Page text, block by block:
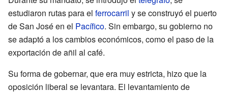
estudiaron rutas para el ferrocarril y se construyó el puerto
de San José en el Pacífico. Sin embargo, su gobierno no
se adaptó a los cambios económicos, como el paso de la
exportación de añil al café.
Su forma de gobernar, que era muy estricta, hizo que la
oposición liberal se levantara. El levantamiento de